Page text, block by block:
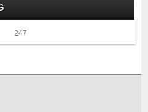
247